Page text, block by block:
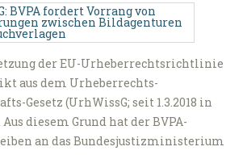
der EU-Urheberrechtsrichtlinie
aus dem Urheberrechts-
Gesetz (UrhWissG; seit 1.3.2018 in
diesem Grund hat der BVPA-
an das Bundesjustizministerium